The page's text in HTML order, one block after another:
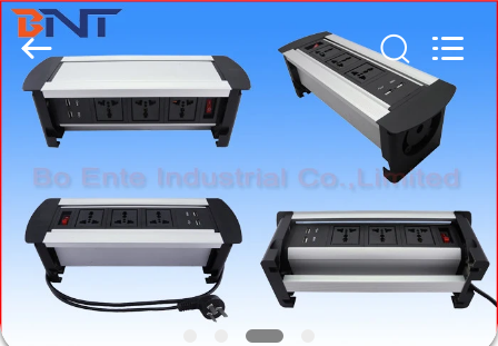
CASA
PRODOTTI
CIRCA
NOI
Ltd
Ente
Industrial
Limited).
Rights
Reserved.
Developed